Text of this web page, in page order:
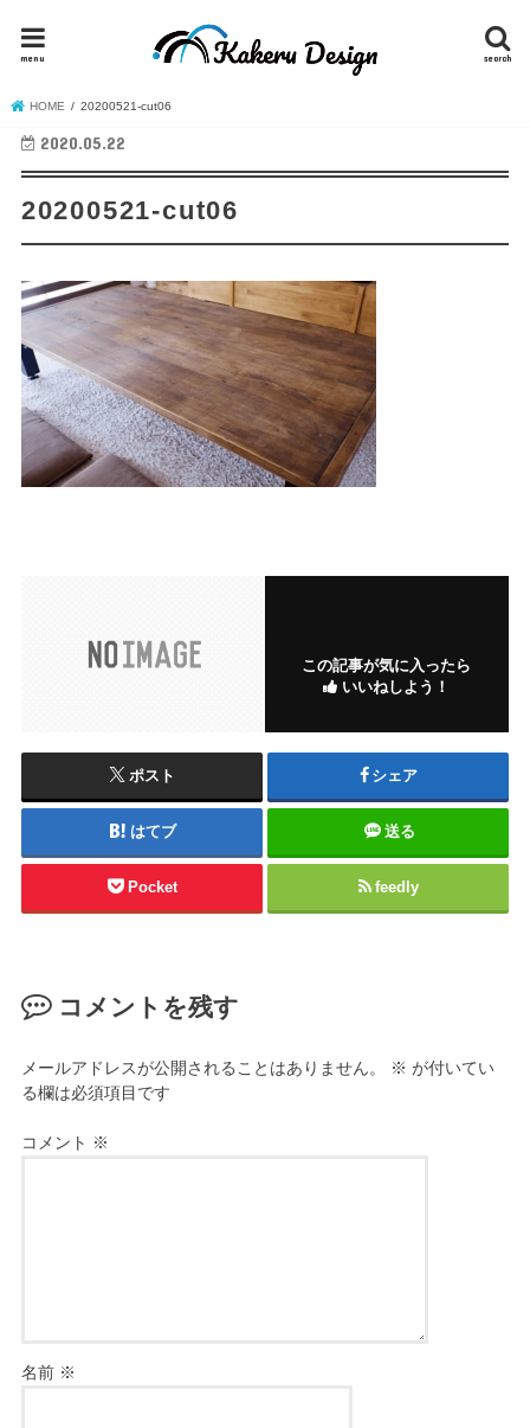
search
menu
HOME 20200521-cut06
2020.05.22
20200521-cut06
この記事が気に入ったら
いいねしよう！
ポスト シェア
はてブ 送る
Pocket feedly
コメントを残す
メールアドレスが公開されることはありません。 ※ が付いてい
る欄は必須項目です
コメント ※
名前 ※